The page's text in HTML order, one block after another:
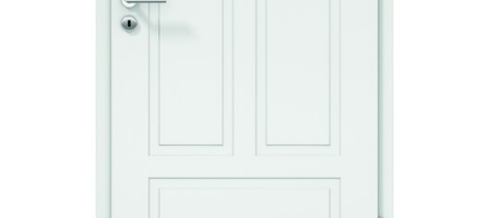
Sonnen- und Insektenschutz
Dachboden­treppen